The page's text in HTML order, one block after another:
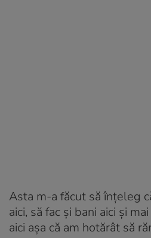
Asta m-a făcut să înțeleg
aici, să fac și bani aici și
aici așa că am hotărât să